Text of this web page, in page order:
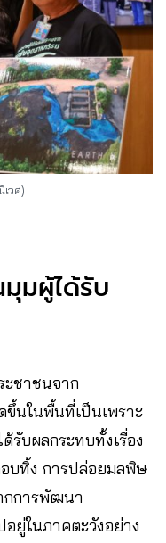
วศ)
มุมผู้ได้รับ
ชาชนจาก
ขึ้นในพื้นที่เป็นเพราะ
รับผลกระทบทั้งเรื่อง
อบทิ้ง การปล่อยมลพิษ
กการพัฒนา
ยู่ในภาคตะวังอย่าง